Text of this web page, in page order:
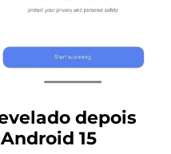
depois
15